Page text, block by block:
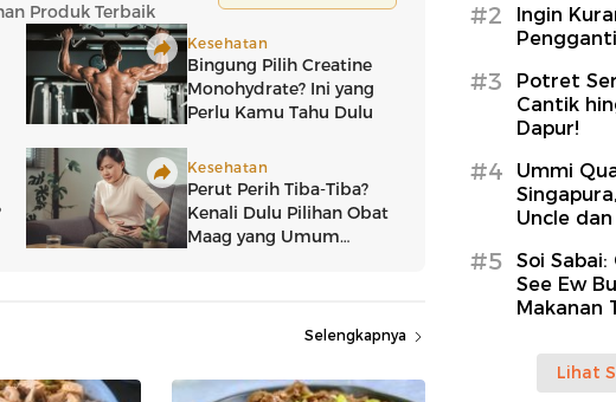
Selengkapnya
#2
Ingin
#3
Potret
Cantik
Dapur!
#4
Ummi
Uncle dan
#5
Soi
See Ew
Makanan
Lihat